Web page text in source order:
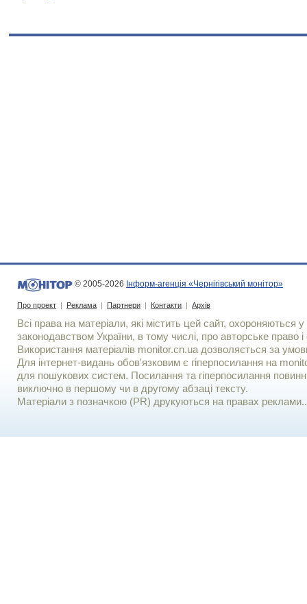
© 2005-2026 Інформ-агенція «Чернігівський монітор»
Про проект | Реклама | Партнери | Контакти | Архів
Всі права на матеріали, які містить цей сайт, охороняються у
законодавством України, в тому числі, про авторське право і
Використання матерiалiв monitor.cn.ua дозволяється за
Для iнтернет-видань обов'язковим є гiперпосилання на
для пошукових систем. Посилання та гіперпосилання
виключно в першому чи в другому абзаці тексту.
Матеріали з позначкою (PR) друкуються на правах реклами..